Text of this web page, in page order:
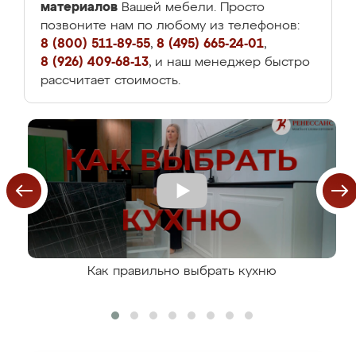
материалов Вашей мебели. Просто
позвоните нам по любому из телефонов:
8 (800) 511-89-55, 8 (495) 665-24-01,
8 (926) 409-68-13, и наш менеджер быстро
рассчитает стоимость.
Как правильно выбрать кухню